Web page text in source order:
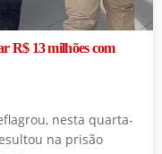
R$ 13 milhões com
nesta quarta-
na prisão